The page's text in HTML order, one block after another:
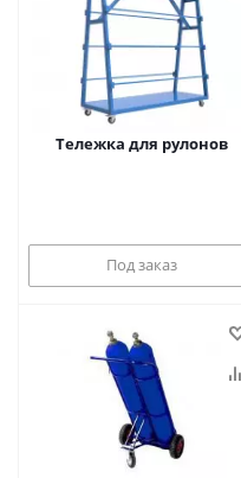
Тележка для рулонов
Под заказ